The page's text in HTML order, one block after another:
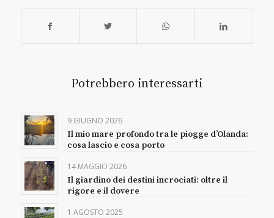
Potrebbero interessarti
9 GIUGNO 2026
Il mio mare profondo tra le piogge d’Olanda:
cosa lascio e cosa porto
14 MAGGIO 2026
Il giardino dei destini incrociati: oltre il
rigore e il dovere
1 AGOSTO 2025